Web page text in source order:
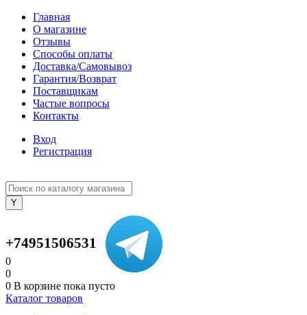
Главная
О магазине
Отзывы
Способы оплаты
Доставка/Самовывоз
Гарантия/Возврат
Поставщикам
Частые вопросы
Контакты
Вход
Регистрация
+74951506531
0
0
0 В корзине пока пусто
Каталог товаров